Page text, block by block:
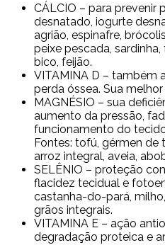
CÁLCIO – para prevenir
desnatado, iogurte
agrião, espinafre,
peixe pescada,
bico, feijão.
VITAMINA D – também
perda óssea. Sua
MAGNÉSIO – sua
aumento da pressão,
funcionamento do
Fontes: tofú, gérmen de
arroz integral, aveia,
SELÊNIO – proteção
flacidez tecidual e
castanha-do-pará,
grãos integrais.
VITAMINA E – ação
degradação proteica e